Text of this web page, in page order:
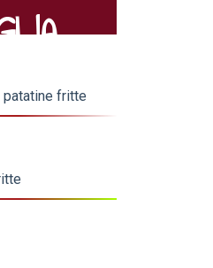
patatine fritte